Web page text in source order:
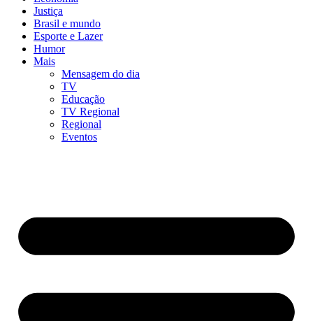
Justiça
Brasil e mundo
Esporte e Lazer
Humor
Mais
Mensagem do dia
TV
Educação
TV Regional
Regional
Eventos